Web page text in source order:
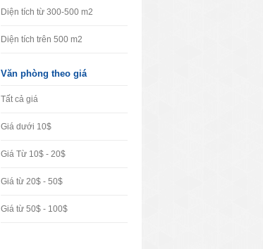
Diện tích từ 300-500 m2
Diện tích trên 500 m2
Văn phòng theo giá
Tất cả giá
Giá dưới 10$
Giá Từ 10$ - 20$
Giá từ 20$ - 50$
Giá từ 50$ - 100$